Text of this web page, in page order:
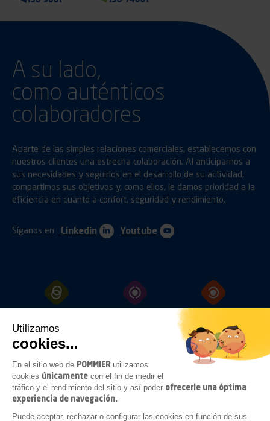
Utilizamos
cookies...
En el sitio web de POMMIER utilizamos
cookies únicamente con el fin de medir el
tráfico y el rendimiento del sitio y así poder ofrecerle una óptima
experiencia de navegación.
Puede aceptar, rechazar o configurar las cookies en función de sus
A su lado,
como auténticos
colaboradores
Aparte de las simples relaciones comerciales, establecemos con
nuestros clientes una estrecha colaboración. Al anticiparnos a
sus necesidades y seguirlos en el desarrollo de su actividad,
compartimos sus objetivos y, como ellos, le damos prioridad a la
eficiencia en cuanto a confort, seguridad y rendimiento.
Síganos en Linkedin Youtube
CERRAMIENTOS ILUMINACIÓN